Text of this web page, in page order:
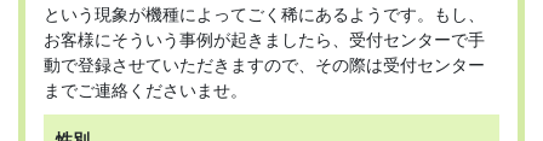
という現象が機種によってごく稀にあるようです。もし、
お客様にそういう事例が起きましたら、受付センターで手
動で登録させていただきますので、その際は受付センター
までご連絡くださいませ。